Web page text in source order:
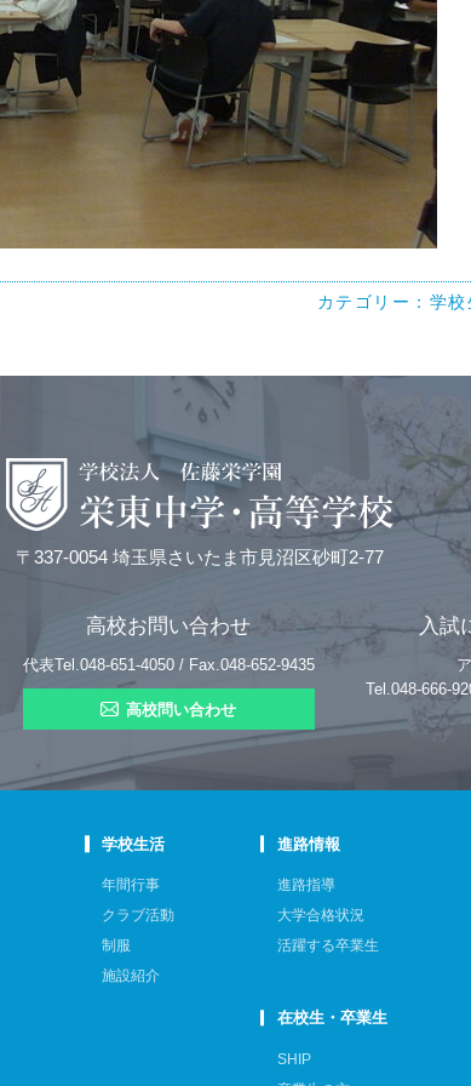
カテゴリー： 学校
〒337-0054 埼玉県さいたま市見沼区砂町2-77
高校お問い合わせ
代表Tel.048-651-4050 / Fax.048-652-9435
高校問い合わせ
入試
Tel.048-666-
学校生活
年間行事
クラブ活動
制服
施設紹介
進路情報
進路指導
大学合格状況
活躍する卒業生
在校生・卒業生
SHIP